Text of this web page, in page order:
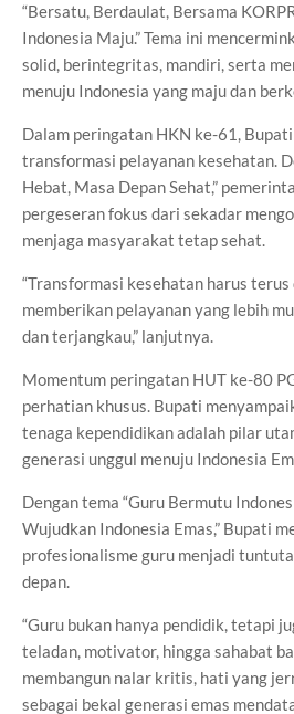
“Bersatu, Berdaulat, Bersama
Indonesia Maju.” Tema ini
solid, berintegritas, mandiri, serta
menuju Indonesia yang maju dan
Dalam peringatan HKN ke-61,
transformasi pelayanan kesehatan.
Hebat, Masa Depan Sehat,”
pergeseran fokus dari sekadar
menjaga masyarakat tetap sehat.
“Transformasi kesehatan harus
memberikan pelayanan yang lebih
dan terjangkau,” lanjutnya.
Momentum peringatan HUT ke-80
perhatian khusus. Bupati
tenaga kependidikan adalah pilar
generasi unggul menuju Indonesia
Dengan tema “Guru Bermutu
Wujudkan Indonesia Emas,” Bupati
profesionalisme guru menjadi
depan.
“Guru bukan hanya pendidik, tetapi
teladan, motivator, hingga sahabat
membangun nalar kritis, hati yang
sebagai bekal generasi emas